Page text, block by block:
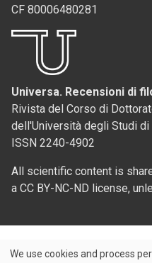
CF 80006480281
Universa. Recensioni di
Rivista del Corso di
dell'Università degli Studi di
ISSN 2240-4902
All scientific content is
a CC BY-NC-ND license,
We use cookies and process